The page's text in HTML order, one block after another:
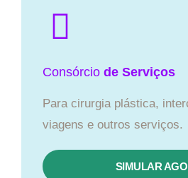
Consórcio de Serviços
Para cirurgia plástica,
viagens e outros serviços.
SIMULAR